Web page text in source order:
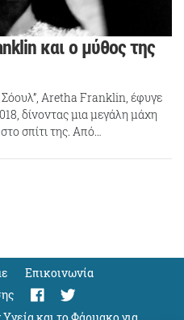
και ο μύθος της
Σόουλ”, Aretha Franklin, έφυγε
δίνοντας μια μεγάλη μάχη
σπίτι της. Από…
Eπικοινωνία